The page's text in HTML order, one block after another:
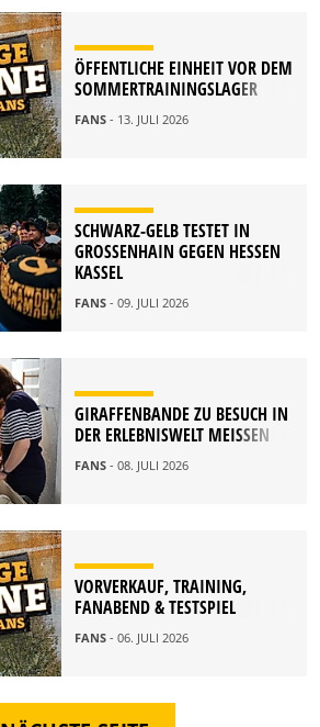
ÖFFENTLICHE EINHEIT VOR DEM
SOMMERTRAININGSLAGER
FANS - 13. JULI 2026
SCHWARZ-GELB TESTET IN
GROSSENHAIN GEGEN HESSEN K
ASSEL
FANS - 09. JULI 2026
GIRAFFENBANDE ZU BESUCH IN
DER ERLEBNISWELT MEISSEN
FANS - 08. JULI 2026
VORVERKAUF, TRAINING,
FANABEND & TESTSPIEL
FANS - 06. JULI 2026